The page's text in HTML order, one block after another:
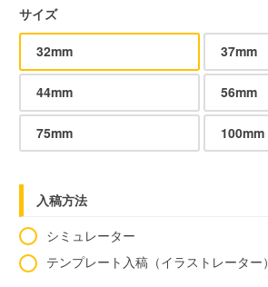
サイズ
32mm 37mm
44mm 56mm
75mm 100mm
入稿方法
シミュレーター
テンプレート入稿（イラストレーター）